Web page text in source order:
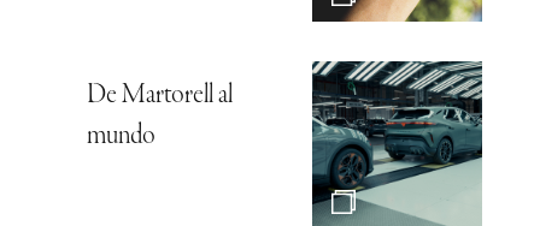
De Martorell al
mundo